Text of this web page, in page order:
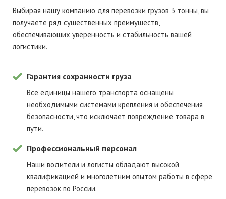
Выбирая нашу компанию для перевозки грузов 3 тонны, вы
получаете ряд существенных преимуществ,
обеспечивающих уверенность и стабильность вашей
логистики.
Гарантия сохранности груза
Все единицы нашего транспорта оснащены
необходимыми системами крепления и обеспечения
безопасности, что исключает повреждение товара в
пути.
Профессиональный персонал
Наши водители и логисты обладают высокой
квалификацией и многолетним опытом работы в сфере
перевозок по России.